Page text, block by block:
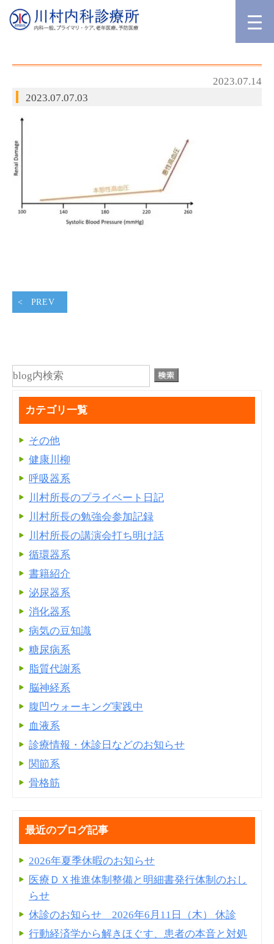
2023.07.14
2023.07.07.03
PREV
カテゴリ一覧
その他
健康川柳
呼吸器系
川村所長のプライベート日記
川村所長の勉強会参加記録
川村所長の講演会打ち明け話
循環器系
書籍紹介
泌尿器系
消化器系
病気の豆知識
糖尿病系
脂質代謝系
脳神経系
腹凹ウォーキング実践中
血液系
診療情報・休診日などのお知らせ
関節系
骨格筋
最近のブログ記事
2026年夏季休暇のお知らせ
医療ＤＸ推進体制整備と明細書発⾏体制のおし
らせ
休診のお知らせ 2026年6月11日（木） 休診
行動経済学から解きほぐす、患者の本音と対処